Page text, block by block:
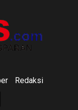
Redaksi